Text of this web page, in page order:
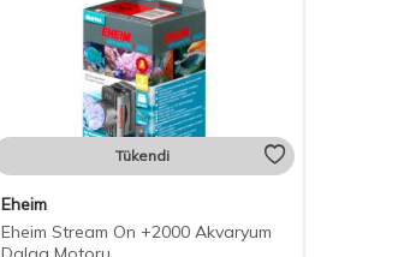
Tükendi
Eheim
Eheim Stream On +2000 Akvaryum